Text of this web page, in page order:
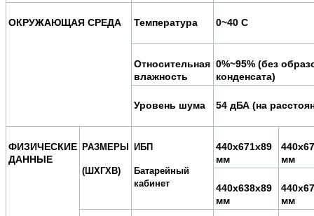
ОКРУЖАЮЩАЯ СРЕДА Температура 0~40 C
Относительная
влажность
0%~95% (без
конденсата)
Уровень шума 54 дБА (на
ФИЗИЧЕСКИЕ
ДАННЫЕ
РАЗМЕРЫ
(ШXГXВ)
ИБП
Батарейный
кабинет
440x671x89
мм
мм
440x638x89
мм
мм